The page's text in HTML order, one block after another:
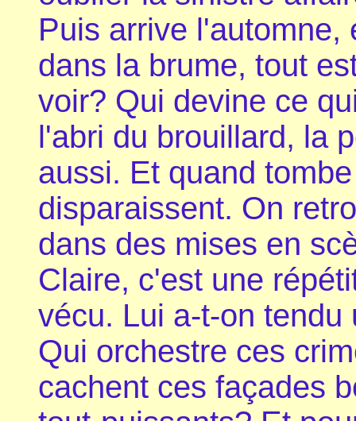
Puis arrive l'automne,
dans la brume, tout
voir? Qui devine ce
l'abri du brouillard, la
aussi. Et quand
disparaissent. On
dans des mises en
Claire, c'est une
vécu. Lui a-t-on
Qui orchestre ces
cachent ces façades